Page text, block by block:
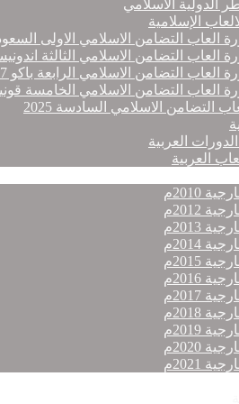
الدولية الاسلامي
الإسلامية
العاب التضامن الاسلامي الاولى
العاب التضامن الاسلامي الثالثة
العاب التضامن الاسلامي الرابعة باكو 2017
العاب التضامن الاسلامي الخامسة
التضامن الاسلامي السادسة 2025
العربية
العربية
2010م
2012م
2013م
2014م
2015م
2016م
2017م
2018م
2019م
2020م
2021م